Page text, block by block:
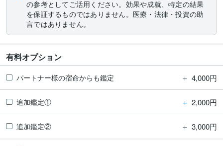
の参考としてご活用ください。効果や成就、特定の結果
を保証するものではありません。医療・法律・投資の助
言ではありません。
有料オプション
パートナー様の宿命からも鑑定 ＋ 4,000円
追加鑑定① ＋ 2,000円
追加鑑定② ＋ 3,000円